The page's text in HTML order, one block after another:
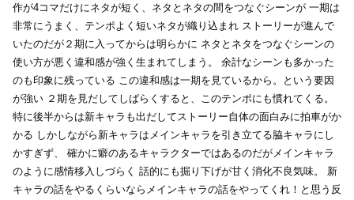
作が4コマだけにネタが短く、ネタとネタの間をつなぐシーンが 一期は
非常にうまく、テンポよく短いネタが織り込まれ ストーリーが進んで
いたのだが２期に入ってからは明らかに ネタとネタをつなぐシーンの
使い方が悪く違和感が強く生まれてしまう。
余計なシーンも多かった
のも印象に残っている この違和感は一期を見ているから。という要因
が強い ２期を見だしてしばらくすると、このテンポにも慣れてくる。
特に後半からは新キャラも出だしてストーリー自体の面白みに拍車がか
かる しかしながら新キャラはメインキャラを引き立てる脇キャラにし
かすぎず、
確かに癖のあるキャラクターではあるのだがメインキャラ
のように感情移入しづらく 話的にも掘り下げが甘く消化不良気味。
新
キャラの話をやるくらいならメインキャラの話をやってくれ！と思う反